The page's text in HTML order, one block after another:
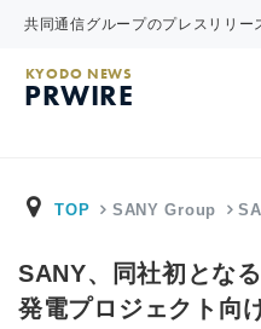
共同通信グループのプレスリリー
KYODO NEWS
PRWIRE
TOP SANY Group
SANY、同社初とな
発電プロジェクト向